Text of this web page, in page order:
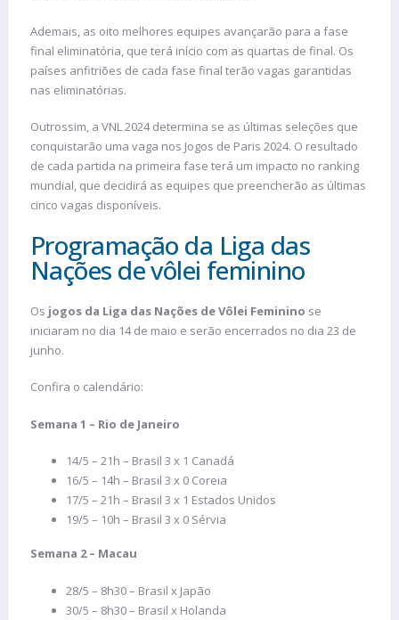
Ademais, as oito melhores equipes avançarão para a fase
final eliminatória, que terá início com as quartas de final. Os
países anfitriões de cada fase final terão vagas garantidas
nas eliminatórias.
Outrossim, a VNL 2024 determina se as últimas seleções que
conquistarão uma vaga nos Jogos de Paris 2024. O resultado
de cada partida na primeira fase terá um impacto no ranking
mundial, que decidirá as equipes que preencherão as últimas
cinco vagas disponíveis.
Programação da Liga das
Nações de vôlei feminino
Os jogos da Liga das Nações de Vôlei Feminino se
iniciaram no dia 14 de maio e serão encerrados no dia 23 de
junho.
Confira o calendário:
Semana 1 – Rio de Janeiro
14/5 – 21h – Brasil 3 x 1 Canadá
16/5 – 14h – Brasil 3 x 0 Coreia
17/5 – 21h – Brasil 3 x 1 Estados Unidos
19/5 – 10h – Brasil 3 x 0 Sérvia
​Semana 2 – Macau
28/5 – 8h30 – Brasil x Japão
30/5 – 8h30 – Brasil x Holanda